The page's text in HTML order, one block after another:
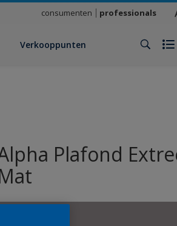
consumenten professionals
Verkooppunten
Plafond